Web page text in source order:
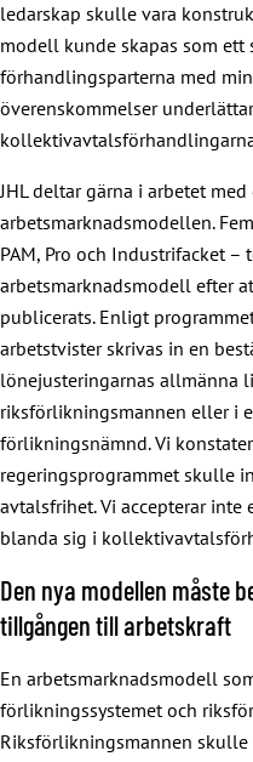
ledarskap skulle vara
modell kunde skapas som ett
förhandlingsparterna med
överenskommelser underlättar
JHL deltar gärna i arbetet med
arbetsmarknadsmodellen.
PAM, Pro och Industrifacket
arbetsmarknadsmodell efter
publicerats. Enligt
arbetstvister skrivas in en
lönejusteringarnas allmänna
riksförlikningsmannen eller i
förlikningsnämnd. Vi
regeringsprogrammet skulle
avtalsfrihet. Vi accepterar
blanda sig i
Den nya modellen måste
tillgången till arbetskraft
En arbetsmarknadsmodell
förlikningssystemet och
Riksförlikningsmannen